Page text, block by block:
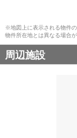
※地図上に表示される物件
物件所在地とは異なる場合が
周辺施設